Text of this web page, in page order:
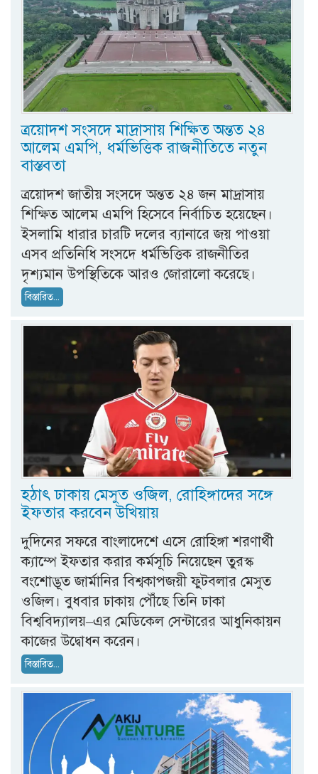
ত্রয়োদশ সংসদে মাদ্রাসায় শিক্ষিত অন্তত ২৪
আলেম এমপি, ধর্মভিত্তিক রাজনীতিতে নতুন
বাস্তবতা
ত্রয়োদশ জাতীয় সংসদে অন্তত ২৪ জন মাদ্রাসায়
শিক্ষিত আলেম এমপি হিসেবে নির্বাচিত হয়েছেন।
ইসলামি ধারার চারটি দলের ব্যানারে জয় পাওয়া
এসব প্রতিনিধি সংসদে ধর্মভিত্তিক রাজনীতির
দৃশ্যমান উপস্থিতিকে আরও জোরালো করেছে।
বিস্তারিত...
হঠাৎ ঢাকায় মেসুত ওজিল, রোহিঙ্গাদের সঙ্গে
ইফতার করবেন উখিয়ায়
দুদিনের সফরে বাংলাদেশে এসে রোহিঙ্গা শরণার্থী
ক্যাম্পে ইফতার করার কর্মসূচি নিয়েছেন তুরস্ক
বংশোদ্ভূত জার্মানির বিশ্বকাপজয়ী ফুটবলার মেসুত
ওজিল। বুধবার ঢাকায় পৌঁছে তিনি ঢাকা
বিশ্ববিদ্যালয়–এর মেডিকেল সেন্টারের আধুনিকায়ন
কাজের উদ্বোধন করেন।
বিস্তারিত...